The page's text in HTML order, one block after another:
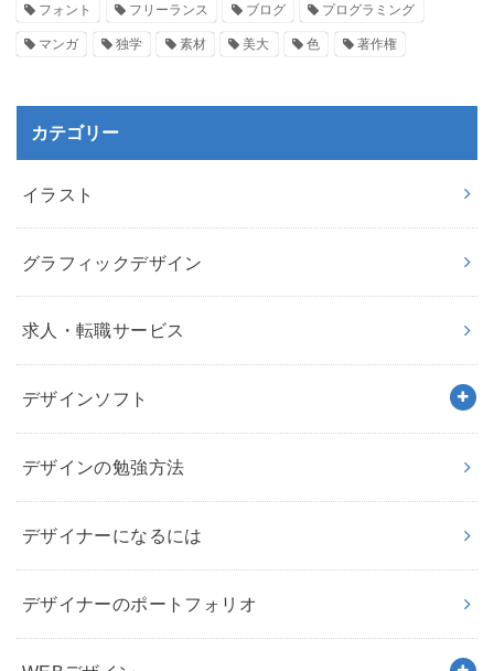
フォント フリーランス ブログ プログラミング
マンガ 独学 素材 美大 色 著作権
カテゴリー
イラスト
グラフィックデザイン
求人・転職サービス
デザインソフト
デザインの勉強方法
デザイナーになるには
デザイナーのポートフォリオ